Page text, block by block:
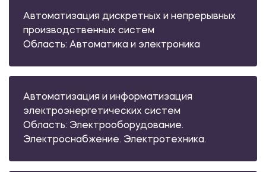
Автоматизация дискретных и непрерывных
производственных систем
Область: Автоматика и электроника
Автоматизация и информатизация
электроэнергетических систем
Область: Электрооборудование.
Электроснабжение. Электротехника.